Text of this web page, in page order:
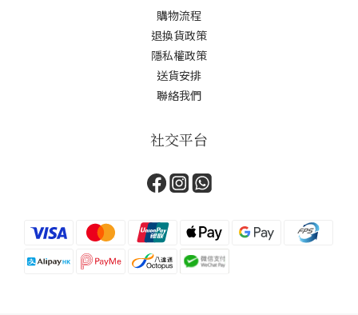
購物流程
退換貨政策
隱私權政策
送貨安排
聯絡我們
社交平台